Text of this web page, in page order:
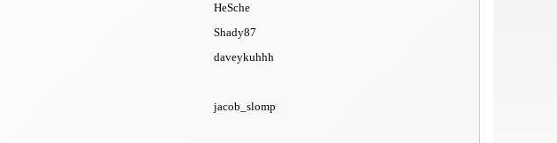
HeSche
Shady87
daveykuhhh
jacob_slomp